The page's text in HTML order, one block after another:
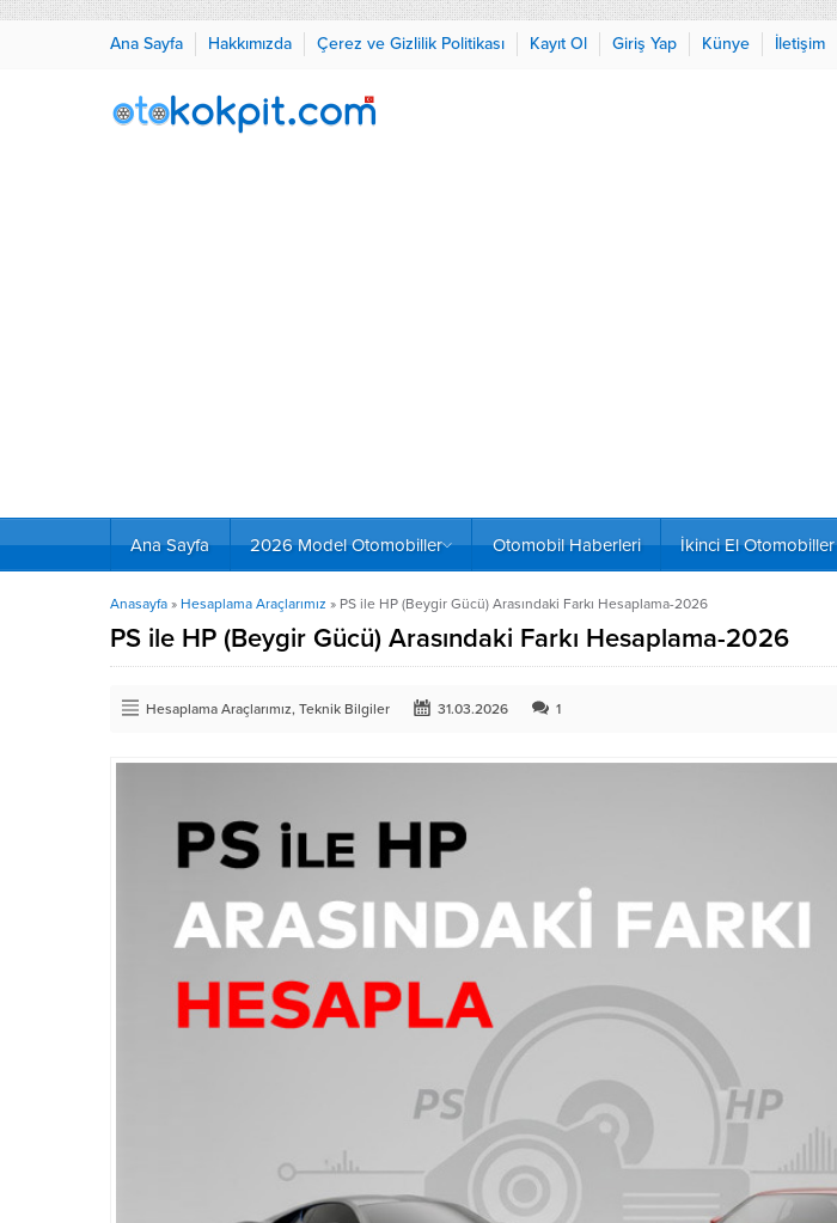
Ana Sayfa Hakkımızda Çerez ve Gizlilik Politikası Kayıt Ol Giriş Yap Künye İletişim
Ana Sayfa 2026 Model Otomobiller Otomobil Haberleri İkinci El Otomobiller
Anasayfa » Hesaplama Araçlarımız » PS ile HP (Beygir Gücü) Arasındaki Farkı Hesaplama-2026
PS ile HP (Beygir Gücü) Arasındaki Farkı Hesaplama-2026
Hesaplama Araçlarımız, Teknik Bilgiler 31.03.2026 1